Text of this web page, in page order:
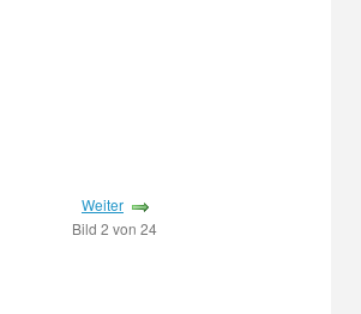
Weiter
Bild 2 von 24